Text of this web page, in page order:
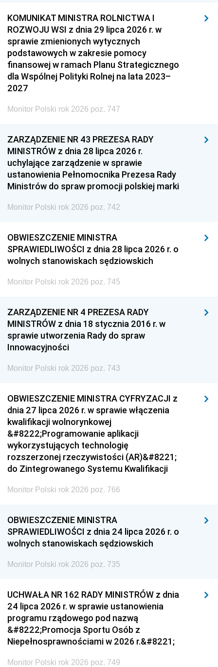
KOMUNIKAT MINISTRA ROLNICTWA I
ROZWOJU WSI z dnia 29 lipca 2026 r. w
sprawie zmienionych wytycznych
podstawowych w zakresie pomocy
finansowej w ramach Planu Strategicznego
dla Wspólnej Polityki Rolnej na lata 2023–
2027
Monitor Polski rok 2026 poz. 747
ZARZĄDZENIE NR 43 PREZESA RADY
MINISTRÓW z dnia 28 lipca 2026 r.
uchylające zarządzenie w sprawie
ustanowienia Pełnomocnika Prezesa Rady
Ministrów do spraw promocji polskiej marki
Monitor Polski rok 2026 poz. 742
OBWIESZCZENIE MINISTRA
SPRAWIEDLIWOŚCI z dnia 28 lipca 2026 r. o
wolnych stanowiskach sędziowskich
Monitor Polski rok 2026 poz. 745
ZARZĄDZENIE NR 4 PREZESA RADY
MINISTRÓW z dnia 18 stycznia 2016 r. w
sprawie utworzenia Rady do spraw
Innowacyjności
Monitor Polski rok 2026 poz. 743
OBWIESZCZENIE MINISTRA CYFRYZACJI z
dnia 27 lipca 2026 r. w sprawie włączenia
kwalifikacji wolnorynkowej
&#8222;Programowanie aplikacji
wykorzystujących technologię
rozszerzonej rzeczywistości (AR)&#8221;
do Zintegrowanego Systemu Kwalifikacji
Monitor Polski rok 2026 poz. 766
OBWIESZCZENIE MINISTRA
SPRAWIEDLIWOŚCI z dnia 24 lipca 2026 r. o
wolnych stanowiskach sędziowskich
Monitor Polski rok 2026 poz. 735
UCHWAŁA NR 162 RADY MINISTRÓW z dnia
24 lipca 2026 r. w sprawie ustanowienia
programu rządowego pod nazwą
&#8222;Promocja Sportu Osób z
Niepełnosprawnościami w 2026 r.&#8221;
Monitor Polski rok 2026 poz. 749